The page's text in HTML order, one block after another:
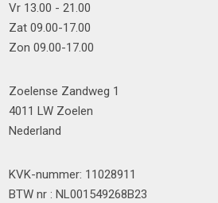
Vr 13.00 - 21.00
Zat 09.00-17.00
Zon 09.00-17.00
Zoelense Zandweg 1
4011 LW Zoelen
Nederland
KVK-nummer: 11028911
BTW nr : NL001549268B23